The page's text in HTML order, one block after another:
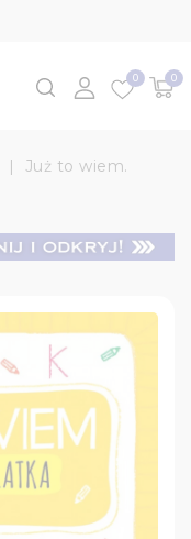
0
0
Już to wiem.